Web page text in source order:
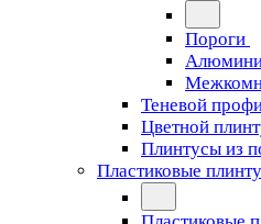
Пороги
Теневой
Цветной
Плинтусы из
Пластиковые